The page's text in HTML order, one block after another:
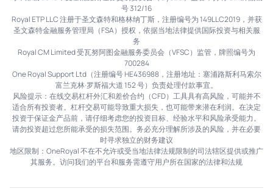
号 312/16
Royal ETP LLC 注册于圣文森特和格林纳丁斯，注册编号为 149LLC2019，并获
圣文森特金融服务管理局（FSA）授权，依据当地法律提供国际投资与相关服
务
Royal CM Limited 受瓦努阿图金融服务委员会（VFSC）监管，牌照编号为
700284
One Royal Support Ltd（注册编号 HE436988，注册地址：塞浦路斯利马索尔
富兰克林·罗斯福大道 152 号）负责处理付款事宜。
风险提示：在线交易杠杆外汇和差价合约（CFD）工具具有高风险，可能并不
适合所有投资者。杠杆交易可能导致重大损失，也可能带来潜在利润。在决定
投资于保证金产品前，请仔细考虑您的投资目标、经验水平和风险承受能力。
请勿投资超过您所能承受的损失范围。务必充分理解所涉及的风险，并在必要
时寻求独立的财务建议
地区限制：OneRoyal 不在不允许或受当地法律法规限制的司法辖区提供或推广
其服务。访问我们的平台和服务需遵守用户所在国家的法律和法规